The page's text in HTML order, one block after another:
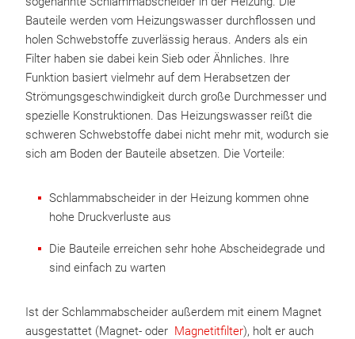
Bauteile werden vom Heizungswasser durchflossen und
holen Schwebstoffe zuverlässig heraus. Anders als ein
Filter haben sie dabei kein Sieb oder Ähnliches. Ihre
Funktion basiert vielmehr auf dem Herabsetzen der
Strömungsgeschwindigkeit durch große Durchmesser und
spezielle Konstruktionen. Das Heizungswasser reißt die
schweren Schwebstoffe dabei nicht mehr mit, wodurch sie
sich am Boden der Bauteile absetzen. Die Vorteile:
Schlammabscheider in der Heizung kommen ohne
hohe Druckverluste aus
Die Bauteile erreichen sehr hohe Abscheidegrade und
sind einfach zu warten
Ist der Schlammabscheider außerdem mit einem Magnet
ausgestattet (Magnet- oder Magnetitfilter), holt er auch